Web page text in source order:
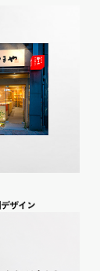
ザイン